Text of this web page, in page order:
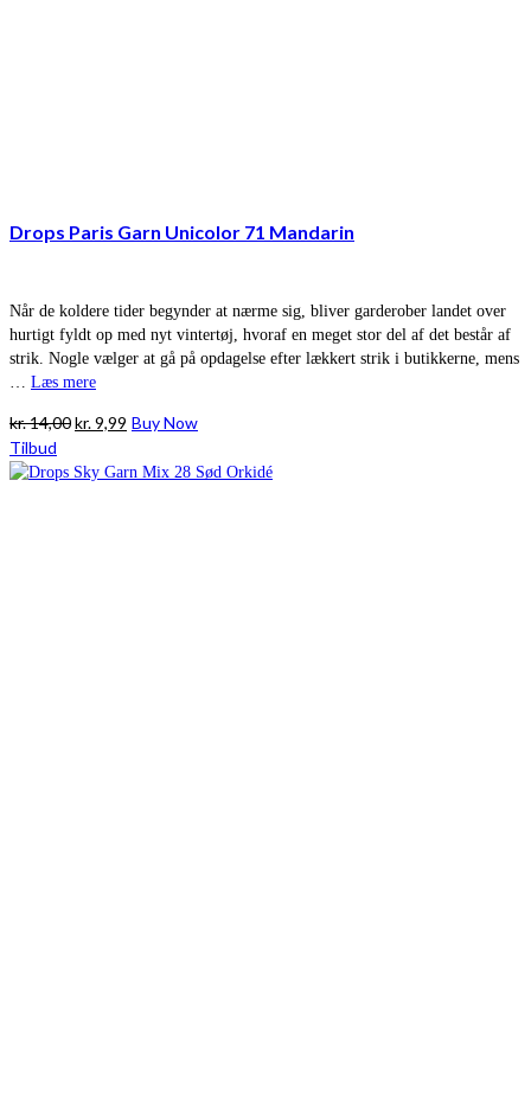
Drops Paris Garn Unicolor 71 Mandarin
Når de koldere tider begynder at nærme sig, bliver garderober landet over
hurtigt fyldt op med nyt vintertøj, hvoraf en meget stor del af det består af
strik. Nogle vælger at gå på opdagelse efter lækkert strik i butikkerne, mens
… Læs mere
kr.14,00Den
pris
kr.9,99 Den
pris
Buy Now
Tilbud